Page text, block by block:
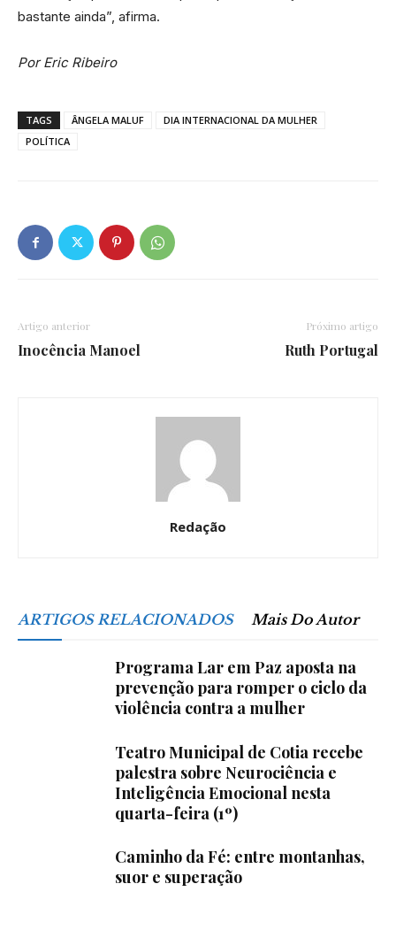
bastante ainda”, afirma.
Por Eric Ribeiro
TAGS ÂNGELA MALUF
DIA INTERNACIONAL DA MULHER
POLÍTICA
Artigo anterior
Inocência Manoel
Próximo artigo
Ruth Portugal
Redação
ARTIGOS RELACIONADOS Mais Do Autor
Programa Lar em Paz aposta na
prevenção para romper o ciclo da
violência contra a mulher
Teatro Municipal de Cotia recebe
palestra sobre Neurociência e
Inteligência Emocional nesta
quarta-feira (1º)
Caminho da Fé: entre montanhas,
suor e superação